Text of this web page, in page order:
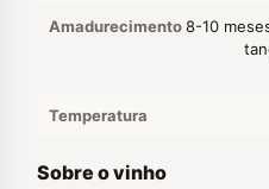
Amadurecimento8-10
Temperatura
Sobre o vinho